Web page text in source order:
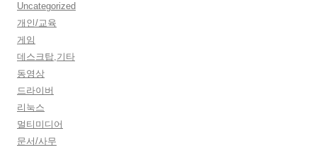
Uncategorized
개인/교육
게임
데스크탑,기타
동영상
드라이버
리눅스
멀티미디어
문서/사무